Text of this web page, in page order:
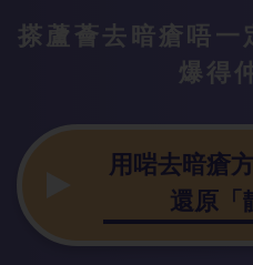
搽蘆薈去暗瘡唔一
爆得
用啱去暗瘡
還原「